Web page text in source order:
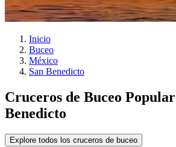
Inicio
Buceo
México
San Benedicto
Cruceros de Buceo
Benedicto
Explore todos los cruceros de buceo